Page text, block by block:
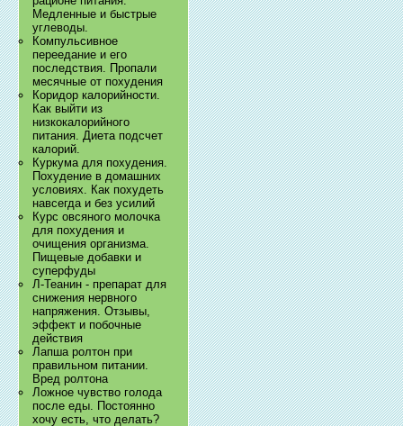
Медленные и быстрые
углеводы.
Компульсивное
переедание и его
последствия. Пропали
месячные от похудения
Коридор калорийности.
Как выйти из
низкокалорийного
питания. Диета подсчет
калорий.
Куркума для похудения.
Похудение в домашних
условиях. Как похудеть
навсегда и без усилий
Курс овсяного молочка
для похудения и
очищения организма.
Пищевые добавки и
суперфуды
Л-Теанин - препарат для
снижения нервного
напряжения. Отзывы,
эффект и побочные
действия
Лапша ролтон при
правильном питании.
Вред ролтона
Ложное чувство голода
после еды. Постоянно
хочу есть, что делать?